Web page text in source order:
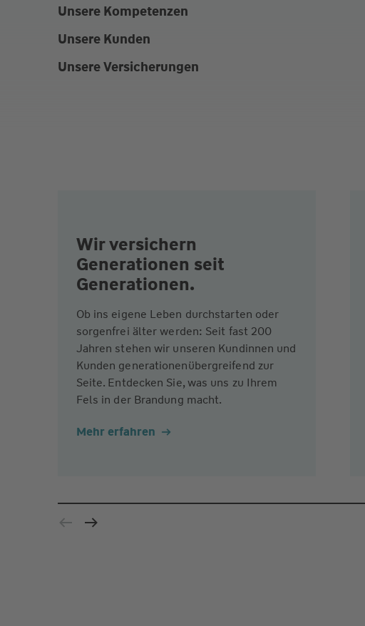
Unsere Kompetenzen
Unsere Kunden
Unsere Versicherungen
Wir versichern
Generationen seit
Generationen.
Ob ins eigene Leben durchstarten oder
sorgenfrei älter werden: Seit fast 200
Jahren stehen wir unseren Kundinnen und
Kunden generationenübergreifend zur
Seite. Entdecken Sie, was uns zu Ihrem
Fels in der Brandung macht.
Mehr erfahren